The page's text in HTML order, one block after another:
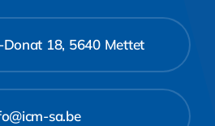
Donat 18, 5640 Mettet
sa.be